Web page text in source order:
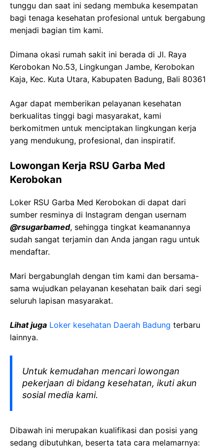
tunggu dan saat ini sedang membuka kesempatan
bagi tenaga kesehatan profesional untuk bergabung
menjadi bagian tim kami.
Dimana okasi rumah sakit ini berada di Jl. Raya
Kerobokan No.53, Lingkungan Jambe, Kerobokan
Kaja, Kec. Kuta Utara, Kabupaten Badung, Bali 80361
Agar dapat memberikan pelayanan kesehatan
berkualitas tinggi bagi masyarakat, kami
berkomitmen untuk menciptakan lingkungan kerja
yang mendukung, profesional, dan inspiratif.
Lowongan Kerja RSU Garba Med
Kerobokan
Loker RSU Garba Med Kerobokan di dapat dari
sumber resminya di Instagram dengan usernam
@rsugarbamed, sehingga tingkat keamanannya
sudah sangat terjamin dan Anda jangan ragu untuk
mendaftar.
Mari bergabunglah dengan tim kami dan bersama-
sama wujudkan pelayanan kesehatan baik dari segi
seluruh lapisan masyarakat.
Lihat juga Loker kesehatan Daerah Badung terbaru
lainnya.
Untuk kemudahan mencari lowongan
pekerjaan di bidang kesehatan, ikuti akun
sosial media kami.
Dibawah ini merupakan kualifikasi dan posisi yang
sedang dibutuhkan, beserta tata cara melamarnya: